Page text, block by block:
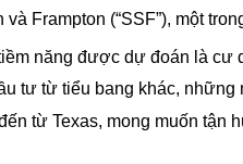
Frampton (“SSF”), một
năng được dự đoán là cư
tư từ tiểu bang khác,
từ Texas, mong muốn